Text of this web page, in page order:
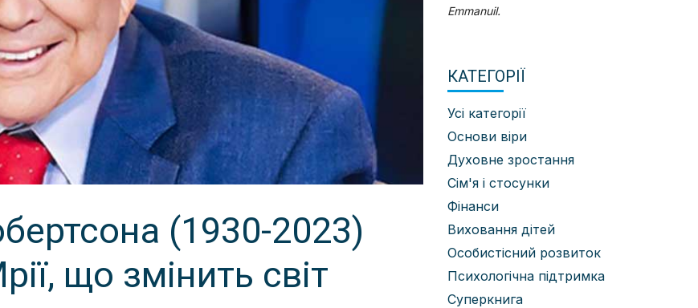
(1930-2023)
що змінить світ
Emmanuil.
КАТЕГОРІЇ
Усі категорії
Основи віри
Духовне зростання
Сім'я і стосунки
Фінанси
Виховання дітей
Особистісний розвиток
Психологічна підтримка
Суперкнига